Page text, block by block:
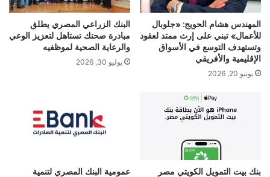
المهندس هشام الحويج: «جلوبال
للأعمال» تبني على إرث ممتد لعقود
وتستهدف التوسع في الأسواق
الإقليمية والأفريقي
يونيو 20, 2026
البنك الزراعي المصري يطلق
مبادرة صحتك تستاهل لتعزيز الوعي
والرعاية الصحية لموظفيه
يوليو 30, 2026
بنك بيت التمويل الكويتي مصر عمومية البنك المصري لتنمية